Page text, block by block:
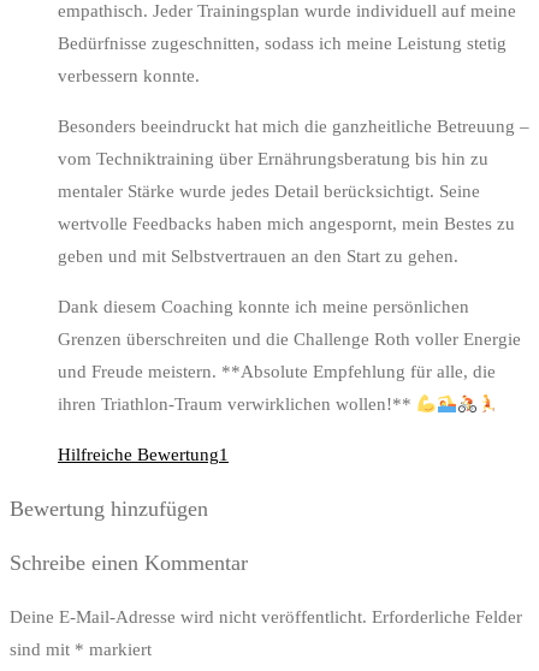
empathisch. Jeder Trainingsplan wurde individuell auf meine
Bedürfnisse zugeschnitten, sodass ich meine Leistung stetig
verbessern konnte.
Besonders beeindruckt hat mich die ganzheitliche Betreuung –
vom Techniktraining über Ernährungsberatung bis hin zu
mentaler Stärke wurde jedes Detail berücksichtigt. Seine
wertvolle Feedbacks haben mich angespornt, mein Bestes zu
geben und mit Selbstvertrauen an den Start zu gehen.
Dank diesem Coaching konnte ich meine persönlichen
Grenzen überschreiten und die Challenge Roth voller Energie
und Freude meistern. **Absolute Empfehlung für alle, die
ihren Triathlon-Traum verwirklichen wollen!**
Hilfreiche Bewertung1
Bewertung hinzufügen
Schreibe einen Kommentar
Deine E-Mail-Adresse wird nicht veröffentlicht. Erforderliche Felder
sind mit * markiert